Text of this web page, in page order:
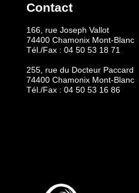
Contact
166, rue Joseph Vallot
74400 Chamonix Mont-Blanc
Tél./Fax : 04 50 53 18 71
255, rue du Docteur Paccard
74400 Chamonix Mont-Blanc
Tél./Fax : 04 50 53 16 86